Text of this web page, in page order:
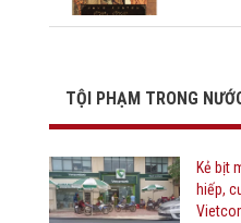
TỘI PHẠM TRONG
Kẻ bịt
hiếp,